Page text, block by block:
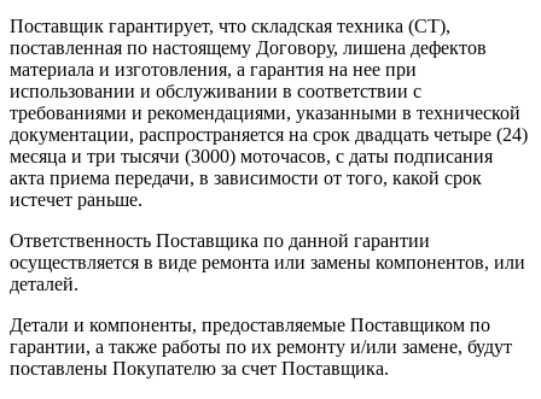
Поставщик гарантирует, что складская техника (СТ),
поставленная по настоящему Договору, лишена дефектов
материала и изготовления, а гарантия на нее при
использовании и обслуживании в соответствии с
требованиями и рекомендациями, указанными в технической
документации, распространяется на срок двадцать четыре (24)
месяца и три тысячи (3000) моточасов, с даты подписания
акта приема передачи, в зависимости от того, какой срок
истечет раньше.
Ответственность Поставщика по данной гарантии
осуществляется в виде ремонта или замены компонентов, или
деталей.
Детали и компоненты, предоставляемые Поставщиком по
гарантии, а также работы по их ремонту и/или замене, будут
поставлены Покупателю за счет Поставщика.